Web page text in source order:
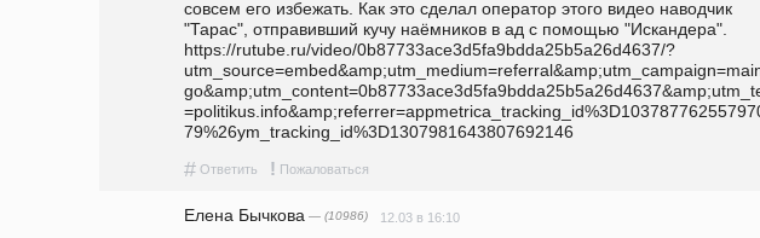
совсем его избежать. Как это сделал оператор этого видео наводчик
"Тарас", отправивший кучу наёмников в ад с помощью "Искандера".
https://rutube.ru/video/0b87733ace3d5fa9bdda25b5a26d4637/?
79%26ym_tracking_id%3D1307981643807692146
# Ответить ! Пожаловаться
Елена Бычкова — (10986) 12.03 в 16:10